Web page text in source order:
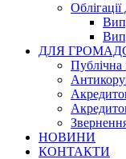
ДЛЯ
Публічна
НОВИНИ
КОНТАКТИ